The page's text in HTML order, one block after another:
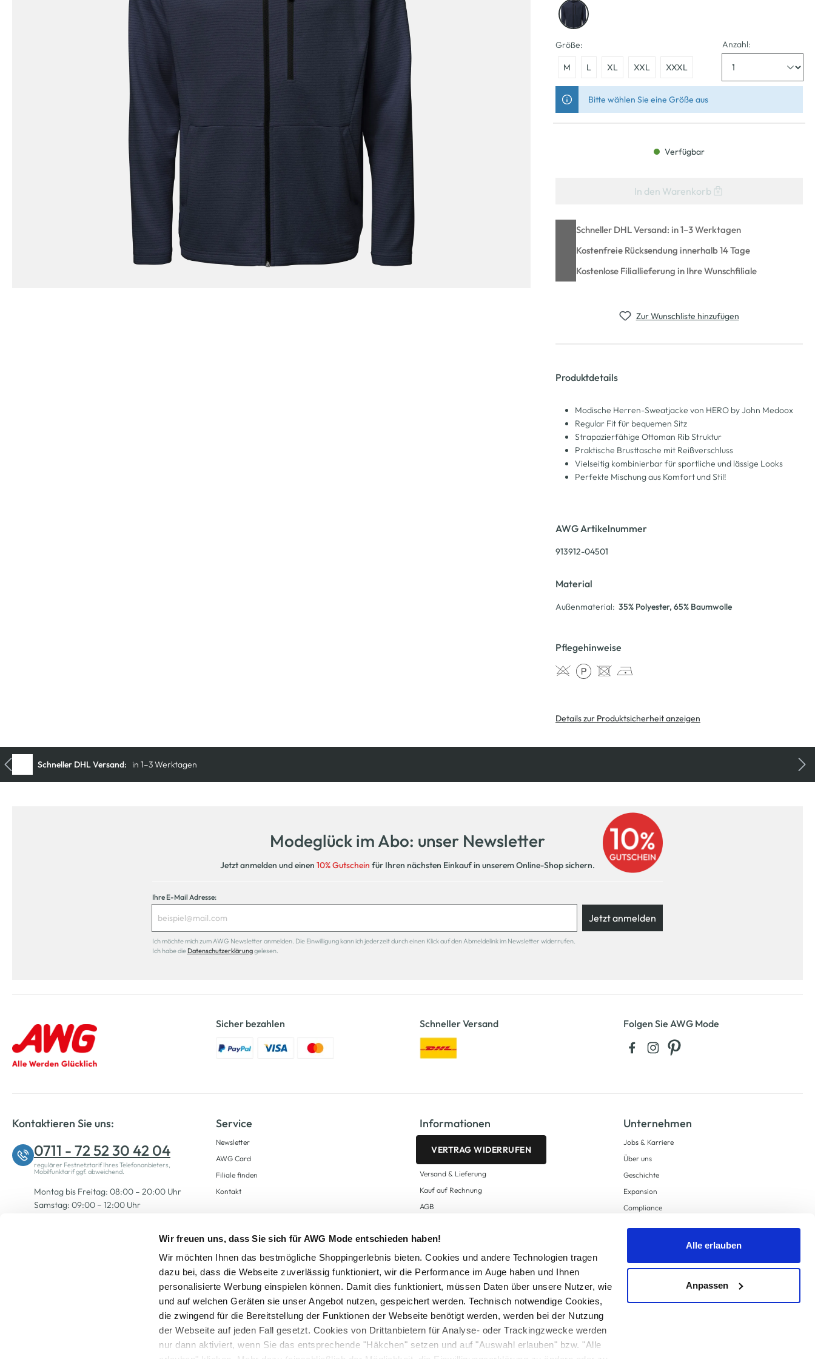
Wir freuen uns, dass Sie sich für AWG Mode entschieden haben!
Wir möchten Ihnen das bestmögliche Shoppingerlebnis bieten. Cookies und andere Technologien tragen
dazu bei, dass die Webseite zuverlässig funktioniert, wir die Performance im Auge haben und Ihnen
personalisierte Werbung einspielen können. Damit dies funktioniert, müssen Daten über unsere Nutzer, wie
und auf welchen Geräten sie unser Angebot nutzen, gespeichert werden. Technisch notwendige Cookies,
die zwingend für die Bereitstellung der Funktionen der Webseite benötigt werden, werden bei der Nutzung
der Webseite auf jeden Fall gesetzt. Cookies von Drittanbietern für Analyse- oder Trackingzwecke werden
nur dann aktiviert, wenn Sie das entsprechende "Häkchen" setzen und auf "Auswahl erlauben" bzw. "Alle
Alle erlauben
Anpassen
Größe:
M L XL XXL XXXL
Anzahl:
Bitte wählen Sie eine Größe aus
Verfügbar
In den Warenkorb
Schneller DHL Versand: in 1–3 Werktagen
Kostenfreie Rücksendung innerhalb 14 Tage
Kostenlose Filiallieferung in Ihre Wunschfiliale
Zur Wunschliste hinzufügen
Produktdetails
Modische Herren-Sweatjacke von HERO by John Medoox
Regular Fit für bequemen Sitz
Strapazierfähige Ottoman Rib Struktur
Praktische Brusttasche mit Reißverschluss
Vielseitig kombinierbar für sportliche und lässige Looks
Perfekte Mischung aus Komfort und Stil!
AWG Artikelnummer
913912-04501
Material
Außenmaterial: 35% Polyester, 65% Baumwolle
Pflegehinweise
Details zur Produktsicherheit anzeigen
Modeglück im Abo: unser Newsletter
Jetzt anmelden und einen 10% Gutschein für Ihren nächsten Einkauf in unserem Online-Shop sichern.
Ihre E-Mail Adresse:
Jetzt anmelden
Ich möchte mich zum AWG Newsletter anmelden. Die Einwilligung kann ich jederzeit durch einen Klick auf den Abmeldelink im Newsletter widerrufen.
Ich habe die Datenschutzerklärunggelesen.
Sicher bezahlen Schneller Versand Folgen Sie AWG Mode
Kontaktieren Sie uns:
0711 - 72 52 30 42 04
regulärer Festnetztarif Ihres Telefonanbieters,
Mobilfunktarif ggf. abweichend.
Montag bis Freitag: 08:00 – 20:00 Uhr
Samstag: 09:00 – 12:00 Uhr
Service
Newsletter
AWG Card
Filiale finden
Kontakt
Informationen
VERTRAG WIDERRUFEN
Versand & Lieferung
Kauf auf Rechnung
AGB
Zahlungsarten
Datenschutz
AWG CARD Teilnahmebedingungen
Unternehmen
Jobs & Karriere
Über uns
Geschichte
Expansion
Compliance
Supply Chain Due Diligence
Alle Preise inkl. gesetzl. Mehrwertsteuer zzgl.